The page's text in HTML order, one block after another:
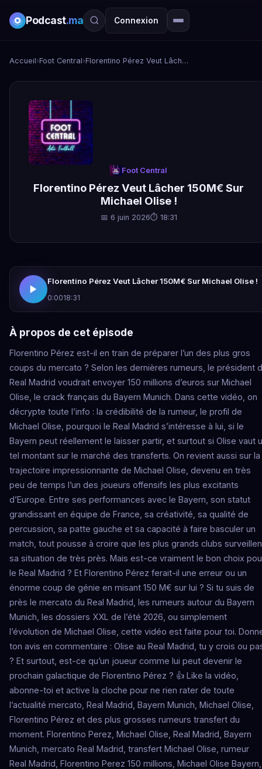
Podcast.ma Connexion
Accueil›Foot Central› Florentino Pérez Veut Lâcher 150M€ Sur Michael Olise !
Foot Central
Florentino Pérez Veut Lâcher 150M€ Sur
Michael Olise !
📅 6 juin 2026⏱ 18:31
Florentino Pérez Veut Lâcher 150M€ Sur Michael Olise !
0:0018:31
À propos de cet épisode
Florentino Pérez est-il en train de préparer l’un des plus gros
coups du mercato ? Selon les dernières rumeurs, le président
Real Madrid voudrait envoyer 150 millions d’euros sur Michael
Olise, le crack français du Bayern Munich. Dans cette vidéo, on
décrypte toute l’info : la crédibilité de la rumeur, le profil de
Michael Olise, pourquoi le Real Madrid s’intéresse à lui, si le
Bayern peut réellement le laisser partir, et surtout si Olise vaut
tel montant sur le marché des transferts. On revient aussi sur la
trajectoire impressionnante de Michael Olise, devenu en très
peu de temps l’un des joueurs offensifs les plus excitants
d’Europe. Entre ses performances avec le Bayern, son statut
grandissant en équipe de France, sa créativité, sa qualité de
percussion, sa patte gauche et sa capacité à faire basculer un
match, tout pousse à croire que les plus grands clubs
sa situation de très près. Mais est-ce vraiment le bon choix
le Real Madrid ? Et Florentino Pérez ferait-il une erreur ou un
énorme coup de génie en misant 150 M€ sur lui ? Si tu suis de
près le mercato du Real Madrid, les rumeurs autour du Bayern
Munich, les dossiers XXL de l’été 2026, ou simplement
l’évolution de Michael Olise, cette vidéo est faite pour toi.
ton avis en commentaire : Olise au Real Madrid, tu y crois ou
? Et surtout, est-ce qu’un joueur comme lui peut devenir le
prochain galactique de Florentino Pérez ? 👍 Like la vidéo,
abonne-toi et active la cloche pour ne rien rater de toute
l’actualité mercato, Real Madrid, Bayern Munich, Michael Olise,
Florentino Pérez et des plus grosses rumeurs transfert du
moment. Florentino Perez, Michael Olise, Real Madrid, Bayern
Munich, mercato Real Madrid, transfert Michael Olise, rumeur
Real Madrid, Florentino Perez 150 millions, Michael Olise Bayern,